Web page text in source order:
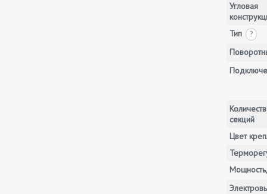
Угловая
Тип
?
секций
Цвет